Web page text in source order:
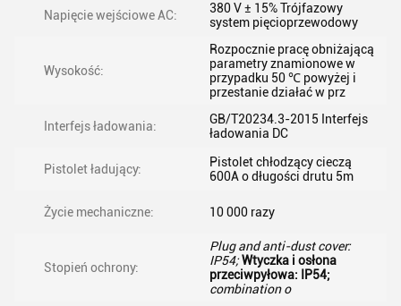
Napięcie wejściowe AC:
380 V ± 15% Trójfazowy
system pięcioprzewodowy
Wysokość:
Rozpocznie pracę obniżającą
parametry znamionowe w
przypadku 50 ℃ powyżej i
przestanie działać w prz
Interfejs ładowania:
GB/T20234.3-2015 Interfejs
ładowania DC
Pistolet ładujący:
Pistolet chłodzący cieczą
600A o długości drutu 5m
Życie mechaniczne: 10 000 razy
Stopień ochrony:
Plug and anti-dust cover:
IP54;Wtyczka i osłona
przeciwpyłowa: IP54;
combination o